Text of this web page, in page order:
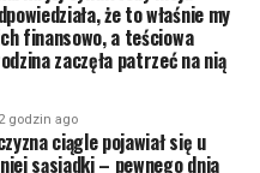
że to właśnie my
finansowo, a teściowa
zaczęła patrzeć na nią
godzin ago
ciągle pojawiał się u
sąsiadki – pewnego dnia